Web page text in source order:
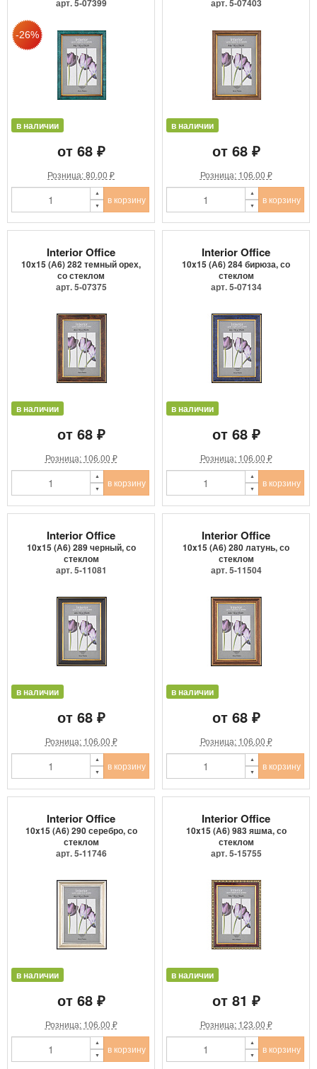
арт. 5-07399
в наличии
от 68 ₽
Розница: 80.00 ₽
в корзину
арт. 5-07403
в наличии
от 68 ₽
Розница: 106.00 ₽
в корзину
Interior Office
10x15 (А6) 282 темный орех,
со стеклом
арт. 5-07375
в наличии
от 68 ₽
Розница: 106.00 ₽
в корзину
Interior Office
10x15 (А6) 284 бирюза, со
стеклом
арт. 5-07134
в наличии
от 68 ₽
Розница: 106.00 ₽
в корзину
Interior Office
10x15 (А6) 289 черный, со
стеклом
арт. 5-11081
в наличии
от 68 ₽
Розница: 106.00 ₽
в корзину
Interior Office
10x15 (А6) 280 латунь, со
стеклом
арт. 5-11504
в наличии
от 68 ₽
Розница: 106.00 ₽
в корзину
Interior Office
10x15 (А6) 290 серебро, со
стеклом
арт. 5-11746
в наличии
от 68 ₽
Розница: 106.00 ₽
в корзину
Interior Office
10x15 (А6) 983 яшма, со
стеклом
арт. 5-15755
в наличии
от 81 ₽
Розница: 123.00 ₽
в корзину